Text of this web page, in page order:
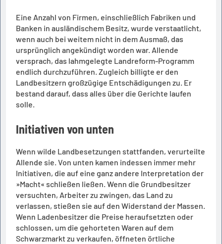
Eine Anzahl von Firmen, einschließlich Fabriken und
Banken in ausländischem Besitz, wurde verstaatlicht,
wenn auch bei weitem nicht in dem Ausmaß, das
ursprünglich angekündigt worden war. Allende
versprach, das lahmgelegte Landreform-Programm
endlich durchzuführen. Zugleich billigte er den
Landbesitzern großzügige Entschädigungen zu. Er
bestand darauf, dass alles über die Gerichte laufen
solle.
Initiativen von unten
Wenn wilde Landbesetzungen stattfanden, verurteilte
Allende sie. Von unten kamen indessen immer mehr
Initiativen, die auf eine ganz andere Interpretation der
»Macht« schließen ließen. Wenn die Grundbesitzer
versuchten, Arbeiter zu zwingen, das Land zu
verlassen, stießen sie auf den Widerstand der Massen.
Wenn Ladenbesitzer die Preise heraufsetzten oder
schlossen, um die gehorteten Waren auf dem
Schwarzmarkt zu verkaufen, öffneten örtliche